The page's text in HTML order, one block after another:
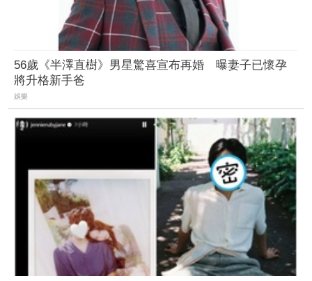
56歲《半澤直樹》男星驚喜宣布再婚 曝妻子已懷孕
將升格新手爸
娛樂